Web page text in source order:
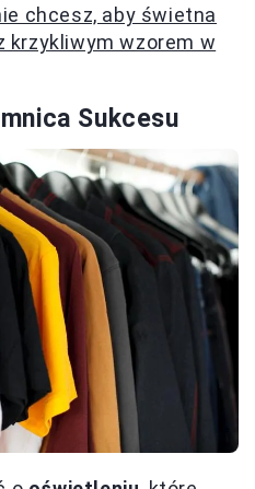
chcesz, aby świetna
krzykliwym wzorem w
Sukcesu